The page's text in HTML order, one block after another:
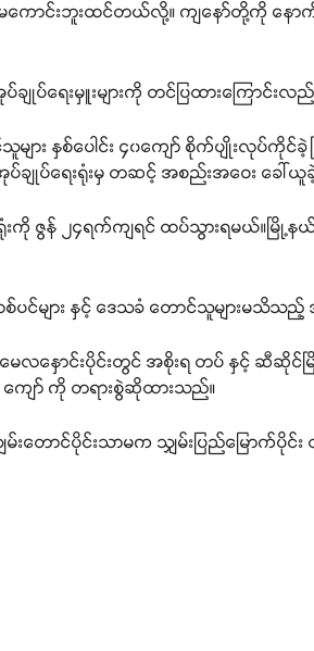
မကောင်းဘူးထင်တယ်လို့။ ကျနော်တို့ကို နေ
ချုပ်ရေးမှူးများကို တင်ပြထားကြောင်း
း နှစ်ပေါင်း ၄၀ကျော် စိုက်ပျိုးလုပ်ကိုင်ခဲ့
ျုပ်ရေးရုံးမှ တဆင့် အစည်းအဝေး ခေါ်
းကို ဇွန် ၂၄ရက်ကျရင် ထပ်သွားရမယ်။မ
ျား နှင့် ဒေသခံ တောင်သူများမသိသည့်
ောင်းပိုင်းတွင် အစိုးရ တပ် နှင့် ဆီဆိုင်မြို့န
ကျော် ကို တရားစွဲဆိုထားသည်။
ောင်ပိုင်းသာမက သျှမ်းပြည်မြောက်ပိုင်း